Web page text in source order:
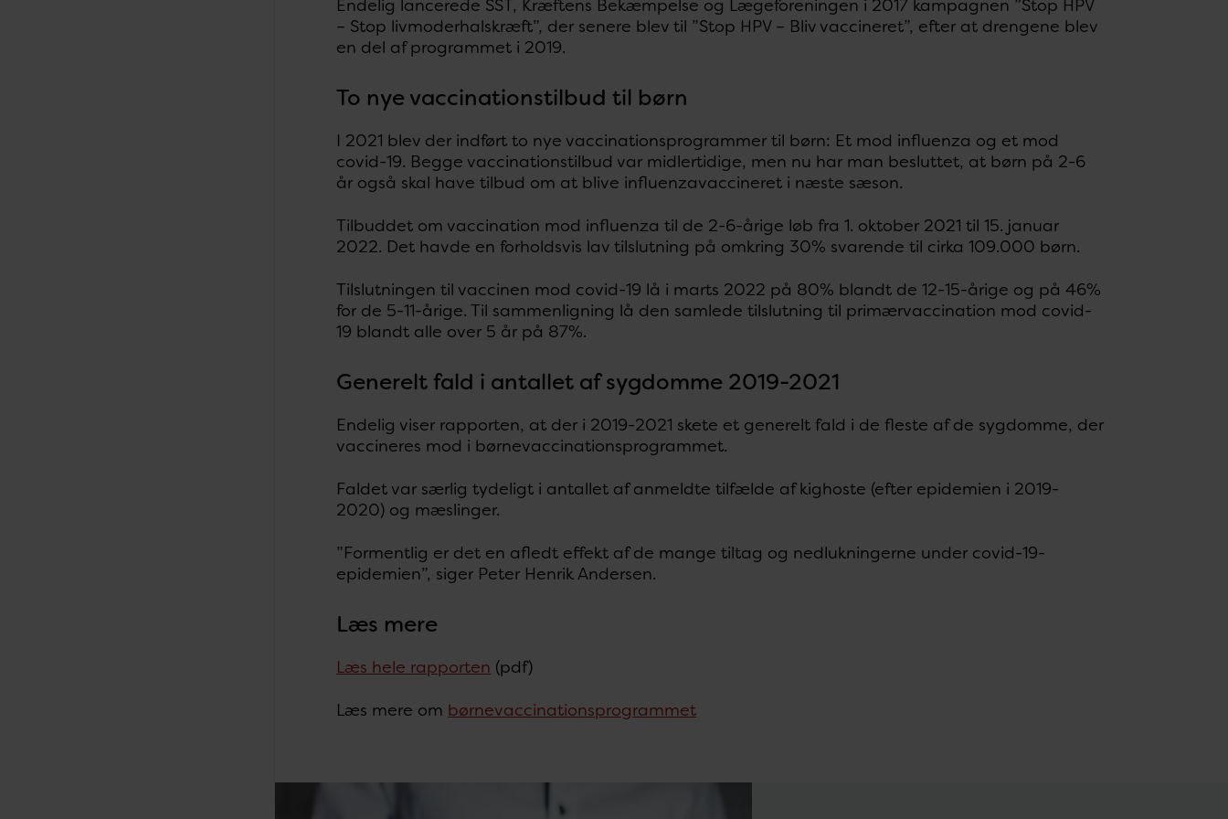
Endelig lancerede SST, Kræftens Bekæmpelse og Lægeforeningen i 2017 kampagnen ”Stop HPV
– Stop livmoderhalskræft”, der senere blev til ”Stop HPV – Bliv vaccineret”, efter at drengene blev
en del af programmet i 2019.
To nye vaccinationstilbud til børn
I 2021 blev der indført to nye vaccinationsprogrammer til børn: Et mod influenza og et mod
covid-19. Begge vaccinationstilbud var midlertidige, men nu har man besluttet, at børn på 2-6
år også skal have tilbud om at blive influenzavaccineret i næste sæson.
Tilbuddet om vaccination mod influenza til de 2-6-årige løb fra 1. oktober 2021 til 15. januar
2022. Det havde en forholdsvis lav tilslutning på omkring 30% svarende til cirka 109.000 børn.
Tilslutningen til vaccinen mod covid-19 lå i marts 2022 på 80% blandt de 12-15-årige og på 46%
for de 5-11-årige. Til sammenligning lå den samlede tilslutning til primærvaccination mod covid-
19 blandt alle over 5 år på 87%.
Generelt fald i antallet af sygdomme 2019-2021
Endelig viser rapporten, at der i 2019-2021 skete et generelt fald i de fleste af de sygdomme, der
vaccineres mod i børnevaccinationsprogrammet.
Faldet var særlig tydeligt i antallet af anmeldte tilfælde af kighoste (efter epidemien i 2019-
2020) og mæslinger.
”Formentlig er det en afledt effekt af de mange tiltag og nedlukningerne under covid-19-
epidemien”, siger Peter Henrik Andersen.
Læs mere
Læs hele rapporten (pdf)
Læs mere om børnevaccinationsprogrammet